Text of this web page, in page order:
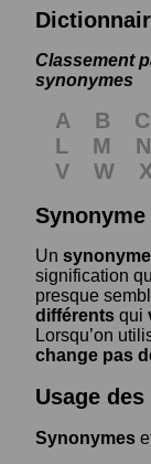
Classement
synonymes
A B C
L
M N
V
W
Un synonyme
signification
presque
différents qui
Lorsqu’on
change pas
Usage
Synonymes